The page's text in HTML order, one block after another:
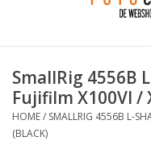
PROMO
Diensten
SmallRig 4556B
Fujifilm X100VI /
HOME/ SMALLRIG 4556B L-
(BLACK)